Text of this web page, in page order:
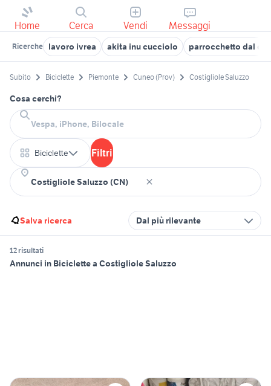
Home Cerca Vendi Messaggi
Ricerche lavoro ivrea akita inu cucciolo parrocchetto dal
Subito Biciclette Piemonte Cuneo (Prov) Costigliole Saluzzo
Cosa cerchi?
Biciclette Filtri
Salva ricerca Dal più rilevante
12 risultati
Annunci in Biciclette a Costigliole Saluzzo